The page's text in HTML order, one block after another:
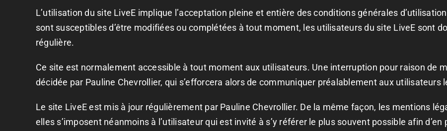
L’utilisation du site LiveE implique l’acceptation pleine et entière des conditions générales
sont susceptibles d’être modifiées ou complétées à tout moment, les utilisateurs du site LiveE sont
régulière.
Ce site est normalement accessible à tout moment aux utilisateurs. Une interruption pour raison de
décidée par Pauline Chevrollier, qui s’efforcera alors de communiquer préalablement aux utilisateurs
Le site LiveE est mis à jour régulièrement par Pauline Chevrollier. De la même façon, les mentions
elles s’imposent néanmoins à l’utilisateur qui est invité à s’y référer le plus souvent possible afin